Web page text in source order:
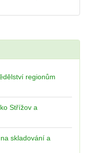
regionům
Střížov a
skladování a